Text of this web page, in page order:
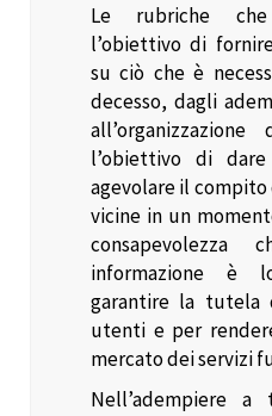
Le rubriche
l’obiettivo di
su ciò che è
decesso, dagli
l’obiettivo di
agevolare il
vicine in un
consapevolezza
informazione è
garantire la tutela
utenti e per
mercato dei servizi
Nell’adempiere